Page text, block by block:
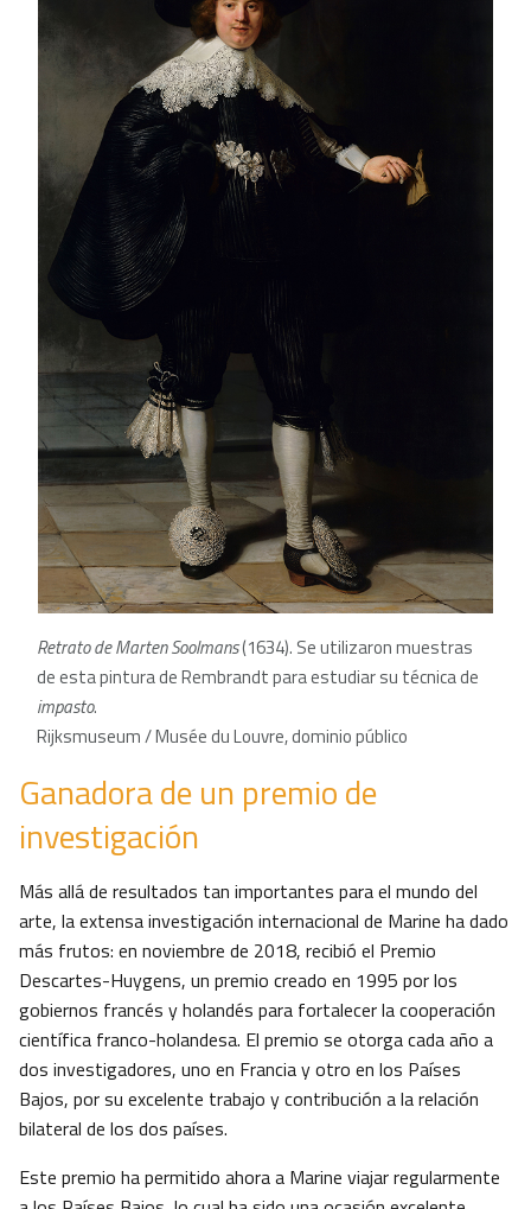
Retrato de Marten Soolmans(1634). Se utilizaron muestras
de esta pintura de Rembrandt para estudiar su técnica de
impasto.
Rijksmuseum / Musée du Louvre, dominio público
Ganadora de un premio de
investigación
Más allá de resultados tan importantes para el mundo del
arte, la extensa investigación internacional de Marine ha dado
más frutos: en noviembre de 2018, recibió el Premio
Descartes-Huygens, un premio creado en 1995 por los
gobiernos francés y holandés para fortalecer la cooperación
científica franco-holandesa. El premio se otorga cada año a
dos investigadores, uno en Francia y otro en los Países
Bajos, por su excelente trabajo y contribución a la relación
bilateral de los dos países.
Este premio ha permitido ahora a Marine viajar regularmente